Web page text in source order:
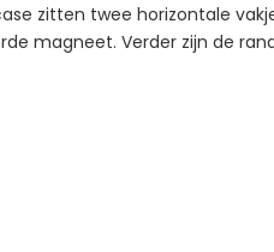
zitten twee horizontale
magneet. Verder zijn de